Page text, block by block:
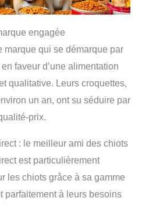
engagée
marque qui se démarque par
faveur d’une alimentation
qualitative. Leurs croquettes,
un an, ont su séduire par
prix.
: le meilleur ami des chiots
est particulièrement
les chiots grâce à sa gamme
parfaitement à leurs besoins